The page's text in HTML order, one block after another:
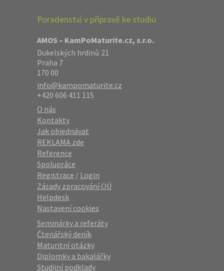
Poradenství v přípravě ke studiu
AMOS – KamPoMaturite.cz, s.r.o.
Dukelských hrdinů 21
Praha 7
170 00
info@kampomaturite.cz
+420 606 411 115
O nás
Kontakty
Jak objednávat
REKLAMA zde
Reference
Spolupráce
Registrace / Login
Zásady zpracování OÚ
Helpdesk
Nastavení cookies
Seminárky a referáty
Čtenářský deník
Maturitní otázky
Diplomky a bakalářky
Studijní podklady